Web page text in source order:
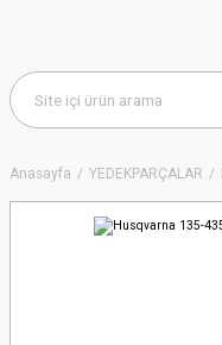
Anasayfa YEDEKPARÇALAR